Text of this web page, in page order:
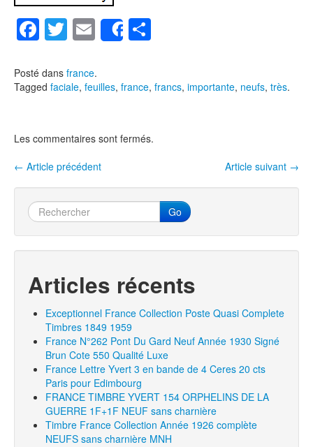
F
c
e
o
o
k
T
tt
er
E
m
ail
Share
ta
g
Posté dans france.
Tagged faciale, feuilles, france, francs, importante, neufs, très.
Les commentaires sont fermés.
Navigation entre les articles
Article suivant →
← Article précédent
Go
Articles récents
Exceptionnel France Collection Poste Quasi Complete
Timbres 1849 1959
France N°262 Pont Du Gard Neuf Année 1930 Signé
Brun Cote 550 Qualité Luxe
France Lettre Yvert 3 en bande de 4 Ceres 20 cts
Paris pour Edimbourg
FRANCE TIMBRE YVERT 154 ORPHELINS DE LA
GUERRE 1F+1F NEUF sans charnière
Timbre France Collection Année 1926 complète
NEUFS sans charnière MNH